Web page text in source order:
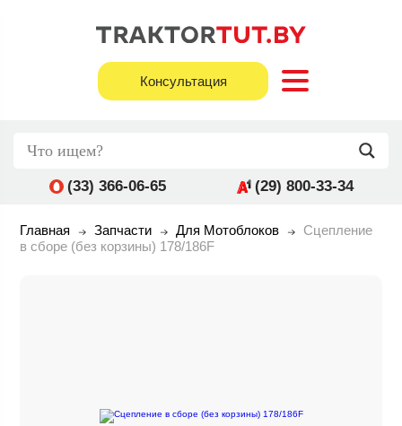
Консультация
(33) 366-06-65 (29) 800-33-34
Главная Запчасти Для Мотоблоков
Сцепление
в сборе (без корзины) 178/186F